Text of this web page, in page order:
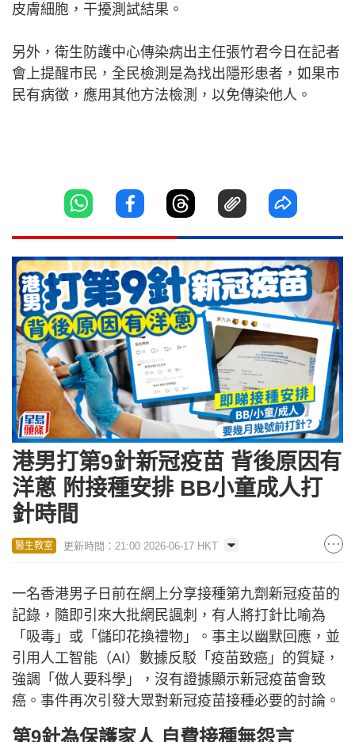
皮膚細胞，干擾測試結果。
另外，衛生防護中心傳染病出主任張竹君今日在記者
會上提醒市民，全民檢測是為找出隱形患者，如果市
民有病徵，應用其他方法檢測，以免傳染他人。
港男打第9針新冠疫苗 背後原因有
洋蔥 附接種安排 BB小童成人打
針時間
醫生教室 更新時間：21:00 2026-06-17 HKT
一名香港男子日前在網上分享接種第九劑新冠疫苗的
記錄，隨即引來大批網民諷刺，有人將打針比喻為
「吸毒」或「儲印花換禮物」。事主以幽默回應，並
引用人工智能（AI）數據反駁「疫苗致癌」的質疑，
強調「做人要科學」，沒有證據顯示新冠疫苗會致
癌。事件再次引發大眾對新冠疫苗接種必要的討論。
第9針為保護家人 自費接種無怨言